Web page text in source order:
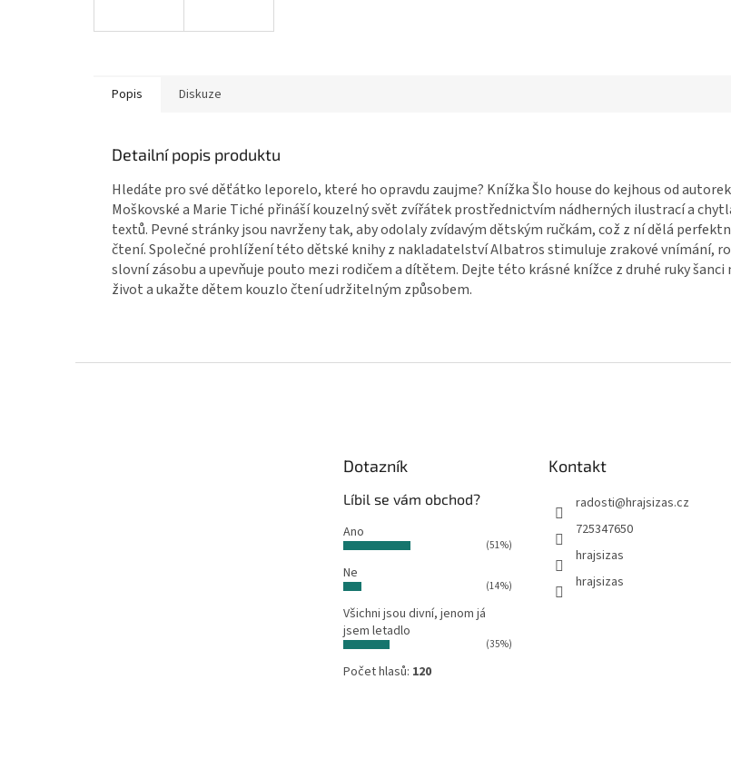
Popis Diskuze
Detailní popis produktu
Hledáte pro své děťátko leporelo, které ho opravdu zaujme? Knížka Šlo house do kejhous od
Moškovské a Marie Tiché přináší kouzelný svět zvířátek prostřednictvím nádherných ilustrací a
textů. Pevné stránky jsou navrženy tak, aby odolaly zvídavým dětským ručkám, což z ní dělá
čtení. Společné prohlížení této dětské knihy z nakladatelství Albatros stimuluje zrakové vnímání,
slovní zásobu a upevňuje pouto mezi rodičem a dítětem. Dejte této krásné knížce z druhé ruky šanci
život a ukažte dětem kouzlo čtení udržitelným způsobem.
Dotazník
Líbil se vám obchod?
Ano
(51%)
Ne
(14%)
Všichni jsou divní, jenom já
jsem letadlo
(35%)
Počet hlasů: 120
Kontakt
radosti@hrajsizas.cz
725347650
hrajsizas
hrajsizas